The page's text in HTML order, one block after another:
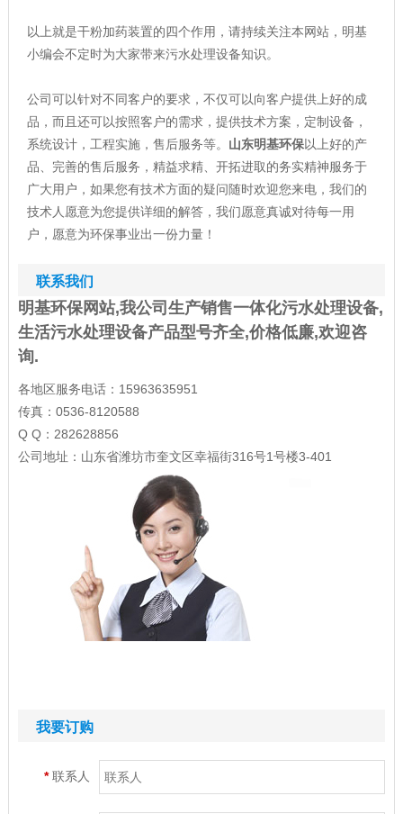
以上就是干粉加药装置的四个作用，请持续关注本网站，明基
小编会不定时为大家带来污水处理设备知识。
公司可以针对不同客户的要求，不仅可以向客户提供上好的成
品，而且还可以按照客户的需求，提供技术方案，定制设备，
系统设计，工程实施，售后服务等。 山东明基环保以上好的产
品、完善的售后服务，精益求精、开拓进取的务实精神服务于
广大用户，如果您有技术方面的疑问随时欢迎您来电，我们的
技术人愿意为您提供详细的解答，我们愿意真诚对待每一用
户，愿意为环保事业出一份力量！
联系我们
明基环保网站,我公司生产销售一体化污水处理设备,
生活污水处理设备产品型号齐全,价格低廉,欢迎咨
询.
各地区服务电话：15963635951
传真：0536-8120588
Q Q：282628856
公司地址：山东省潍坊市奎文区幸福街316号1号楼3-401
我要订购
*联系人